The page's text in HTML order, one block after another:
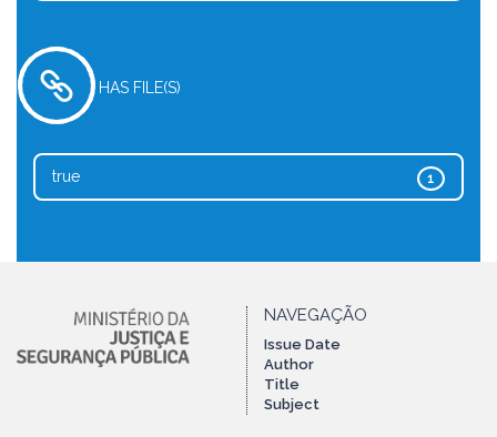
HAS FILE(S)
1
true
NAVEGAÇÃO
Issue Date
Author
Title
Subject